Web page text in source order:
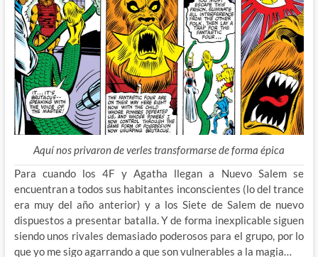
Aquí nos privaron de verles transformarse de forma épica
Para cuando los 4F y Agatha llegan a Nuevo Salem se
encuentran a todos sus habitantes inconscientes (lo del trance
era muy del año anterior) y a los Siete de Salem de nuevo
dispuestos a presentar batalla. Y de forma inexplicable siguen
siendo unos rivales demasiado poderosos para el grupo, por lo
que yo me sigo agarrando a que son vulnerables a la magia…